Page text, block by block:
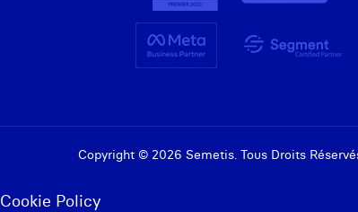
Copyright © 2026 Semetis. Tous Droits
Cookie Policy